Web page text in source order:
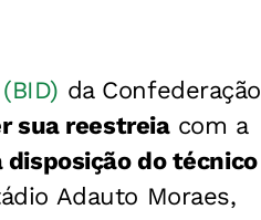
da Confederação
sua reestreiacom a
do técnico
Adauto Moraes,